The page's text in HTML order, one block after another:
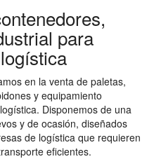
para
en la venta de paletas,
y equipamiento
Disponemos de una
y de ocasión, diseñados
de logística que requieren
eficientes.